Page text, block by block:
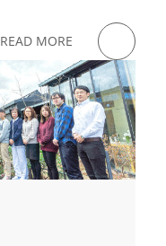
READ MORE